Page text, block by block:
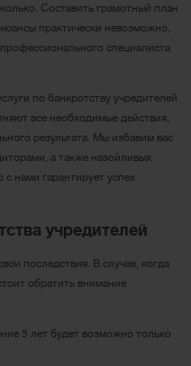
Составить грамотный план
практически невозможно,
специалиста
по банкротству учредителей
все необходимые действия,
результата. Мы избавим вас
а также назойливых
нами гарантирует успех
учредителей
последствия. В случае, когда
обратить внимание
5 лет будет возможно только